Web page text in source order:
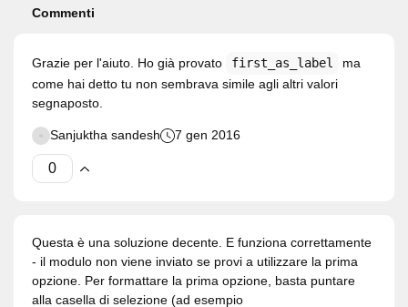
Commenti
Grazie per l'aiuto. Ho già provato first_as_label
ma
come hai detto tu non sembrava simile agli altri valori
segnaposto.
Sanjuktha sandesh 7 gen 2016
Questa è una soluzione decente. E funziona correttamente
- il modulo non viene inviato se provi a utilizzare la prima
opzione. Per formattare la prima opzione, basta puntare
alla casella di selezione (ad esempio